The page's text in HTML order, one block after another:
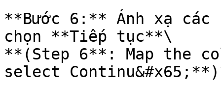
**Bước 6:** Ánh xạ
chọn **Tiếp tục**\
**(Step 6**: Map the
select